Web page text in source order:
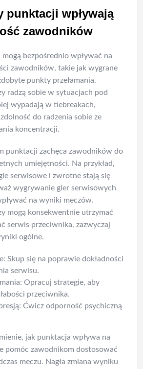
punktacji wpływają
zawodników
bezpośrednio wpływać na
zawodników, takie jak wygrane
punkty przełamania.
radzą sobie w sytuacjach pod
wypadają w tiebreakach,
do radzenia sobie ze
koncentracji.
punktacji zachęca zawodników do
umiejętności. Na przykład,
serwisowe i zwrotne stają się
wygrywanie gier serwisowych
na wyniki meczów.
mogą konsekwentnie utrzymać
serwis przeciwnika, zazwyczaj
ogólne.
Skup się na poprawie dokładności
serwisu.
Opracuj strategie, aby
przeciwnika.
Ćwicz odporność psychiczną
jak punktacja wpływa na
pomóc zawodnikom dostosować
meczu. Nagła zmiana wyniku